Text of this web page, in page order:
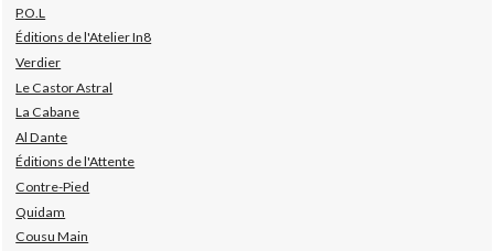
P.O.L
Éditions de l'Atelier In8
Verdier
Le Castor Astral
La Cabane
Al Dante
Éditions de l'Attente
Contre-Pied
Quidam
Cousu Main